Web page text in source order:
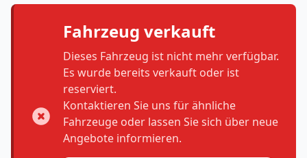
Fahrzeug verkauft
Dieses Fahrzeug ist nicht mehr verfügbar.
Es wurde bereits verkauft oder ist
reserviert.
Kontaktieren Sie uns für ähnliche
Fahrzeuge oder lassen Sie sich über neue
Angebote informieren.